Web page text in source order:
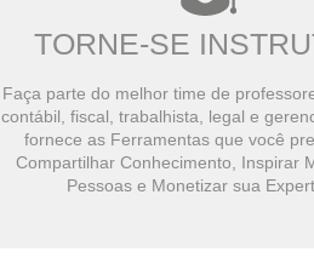
TORNE-SE
Faça parte do melhor time de
contábil, fiscal, trabalhista, legal e
fornece as Ferramentas que você
Compartilhar Conhecimento, Inspirar
Pessoas e Monetizar sua